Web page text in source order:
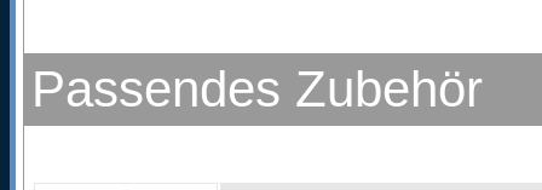
Passendes Zubehör